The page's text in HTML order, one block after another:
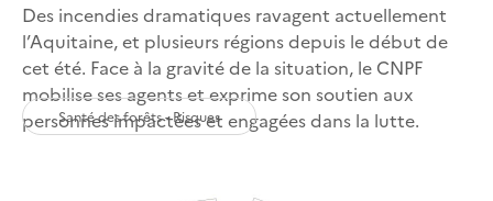
Des incendies dramatiques ravagent actuellement
l’Aquitaine, et plusieurs régions depuis le début de
cet été. Face à la gravité de la situation, le CNPF
mobilise ses agents et exprime son soutien aux
personnes impactées et engagées dans la lutte.
Santé des forêts - Risques